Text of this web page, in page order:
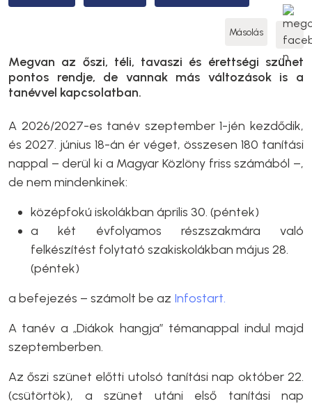
Másolás
Megvan az őszi, téli, tavaszi és érettségi szünet
pontos rendje, de vannak más változások is a
tanévvel kapcsolatban.
A 2026/2027-es tanév szeptember 1-jén kezdődik,
és 2027. június 18-án ér véget, összesen 180 tanítási
nappal – derül ki a Magyar Közlöny friss számából –,
de nem mindenkinek:
középfokú iskolákban április 30. (péntek)
a két évfolyamos részszakmára való
felkészítést folytató szakiskolákban május 28.
(péntek)
a befejezés – számolt be az Infostart.
A tanév a „Diákok hangja” témanappal indul majd
szeptemberben.
Az őszi szünet előtti utolsó tanítási nap október 22.
(csütörtök), a szünet utáni első tanítási nap